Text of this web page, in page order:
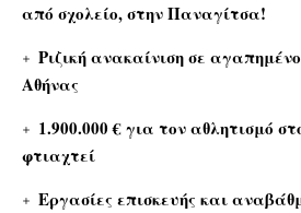
από σχολείο, στην Παναγίτσα!
Ριζική ανακαίνιση σε
Αθήνας
1.900.000 € για τον αθλητισμό
φτιαχτεί
Εργασίες επισκευής και